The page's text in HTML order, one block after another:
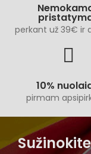
perkant už 39€ ir
10%
pirmam